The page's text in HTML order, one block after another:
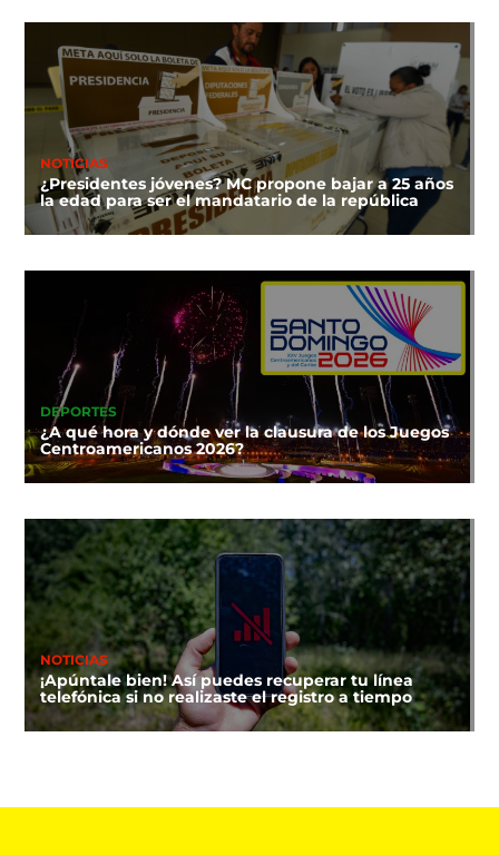
NOTICIAS
¿Presidentes jóvenes? MC propone bajar a 25 años
la edad para ser el mandatario de la república
DEPORTES
¿A qué hora y dónde ver la clausura de los Juegos
Centroamericanos 2026?
NOTICIAS
¡Apúntale bien! Así puedes recuperar tu línea
telefónica si no realizaste el registro a tiempo